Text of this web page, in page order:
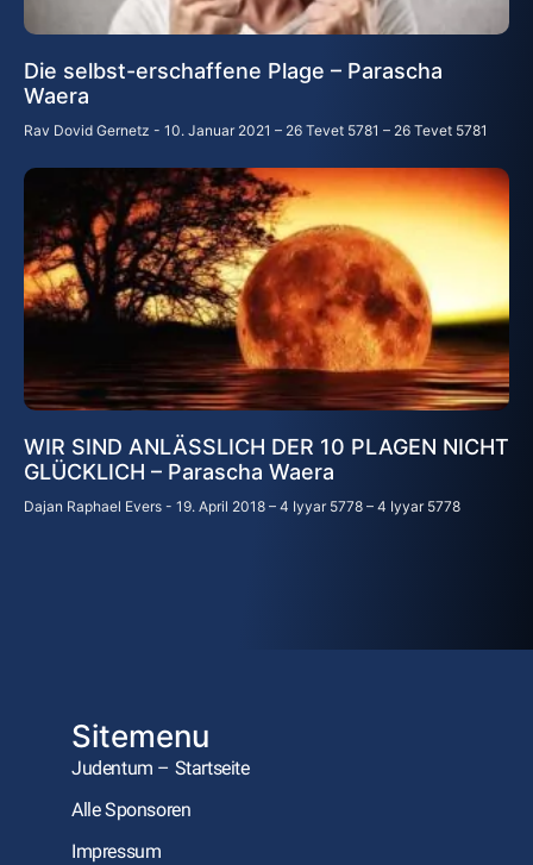
Die selbst-erschaffene Plage – Parascha
Waera
Rav Dovid Gernetz 10. Januar 2021 – 26 Tevet 5781 – 26 Tevet 5781
WIR SIND ANLÄSSLICH DER 10 PLAGEN NICHT
GLÜCKLICH – Parascha Waera
Dajan Raphael Evers 19. April 2018 – 4 Iyyar 5778 – 4 Iyyar 5778
Sitemenu
Judentum – Startseite
Alle Sponsoren
Impressum